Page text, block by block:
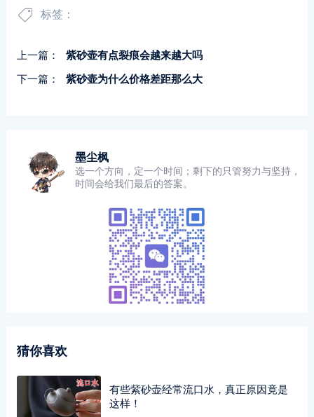
标签：
上一篇：
紫砂壶有点裂痕会越来越大吗
下一篇：
紫砂壶为什么价格差距那么大
墨尘枫
选一个方向，定一个时间；剩下的只管努力与坚持，
时间会给我们最后的答案。
猜你喜欢
有些紫砂壶经常流口水，真正原因竟是
这样！